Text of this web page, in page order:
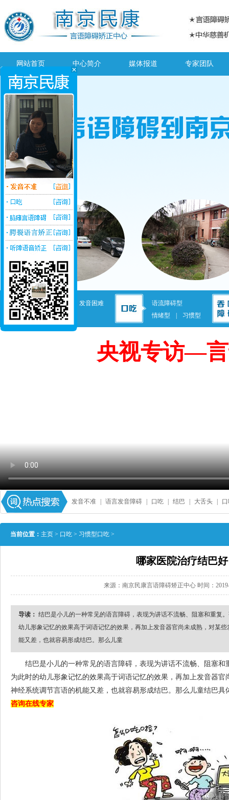
网站首页 中心简介 媒体报道 专家团队
发音不准
发音困难
失语症
语流障碍型
情绪型
习惯型
央视专访—
发音不准 语言发音障碍 口吃 结巴 大舌头
当前位置： 主页 > 口吃 > 习惯型口吃 >
哪家医院治疗结巴好
来源：南京民康言语障碍矫正中心 时间：
导读： 结巴是小儿的一种常见的语言障碍，表现为讲话不流畅、阻塞和重复
幼儿形象记忆的效果高于词语记忆的效果，再加上发音器官尚未成熟，对某
能又差，也就容易形成结巴。那么儿童
结巴是小儿的一种常见的语言障碍，表现为讲话不流畅、阻塞和
为此时的幼儿形象记忆的效果高于词语记忆的效果，再加上发音器
神经系统调节言语的机能又差，也就容易形成结巴。那么儿童结巴具
咨询在线专家